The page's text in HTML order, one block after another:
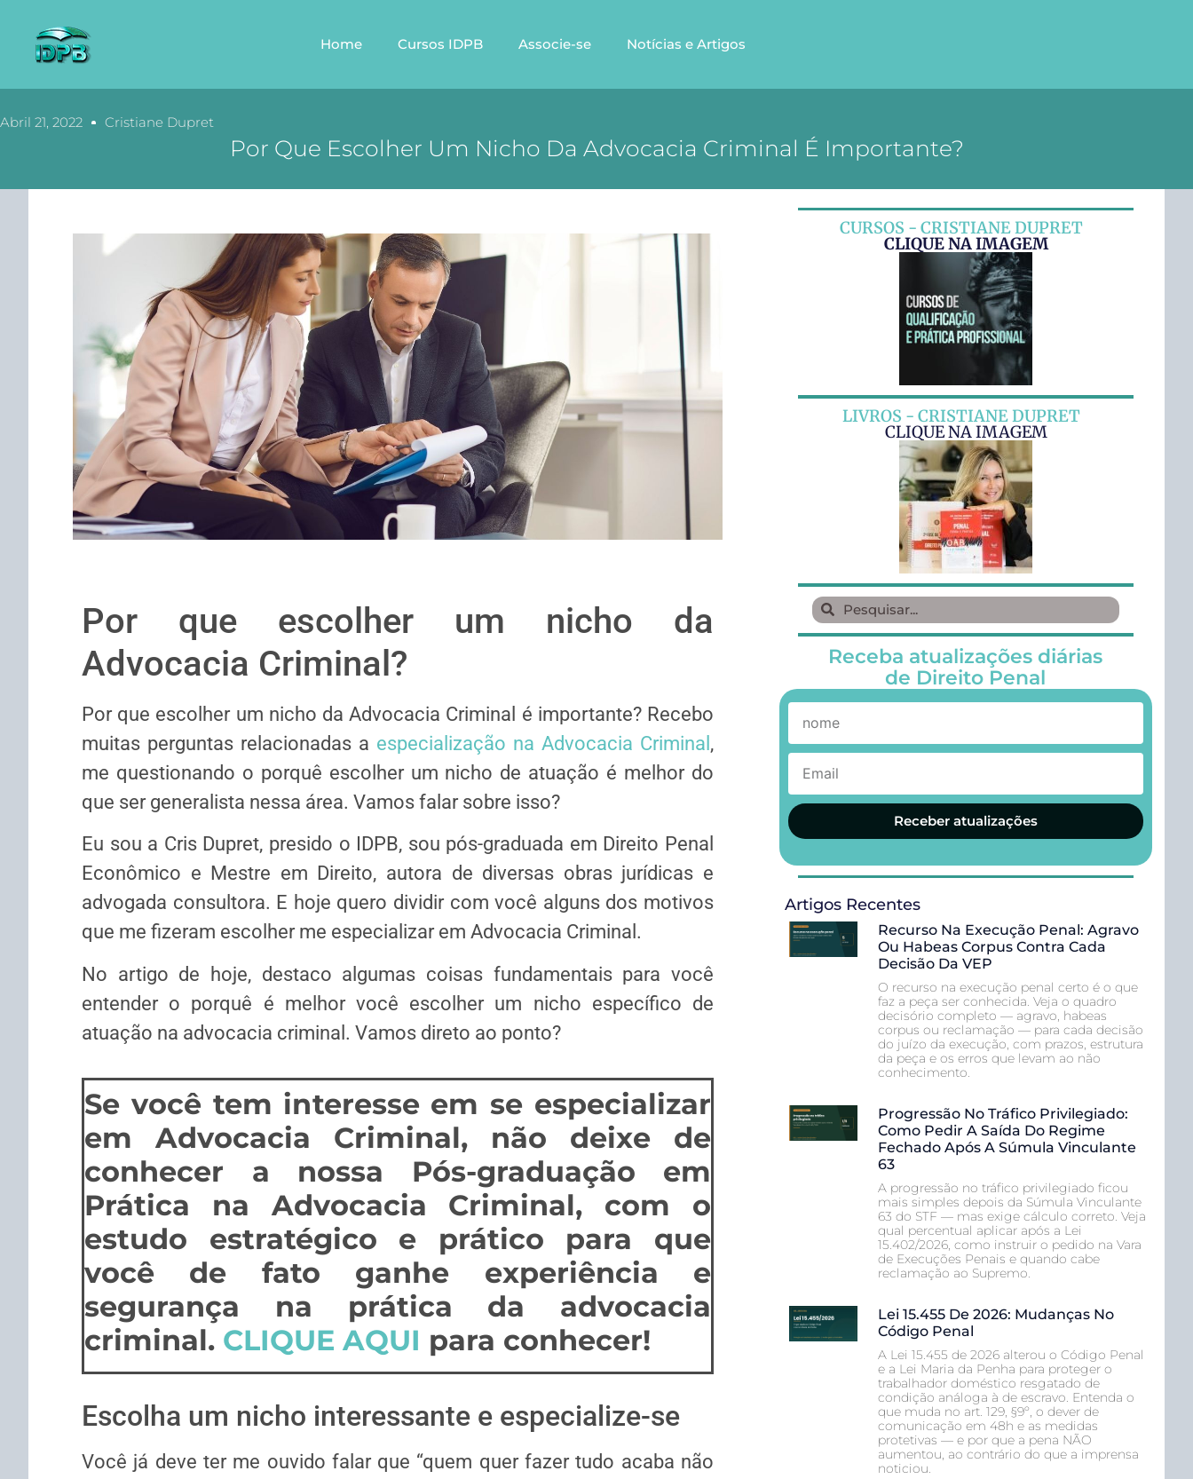
Home Cursos IDPB Associe-se Notícias e Artigos
Abril 21, 2022 Cristiane Dupret
Por Que Escolher Um Nicho Da Advocacia Criminal É Importante?
Por que escolher um nicho da
Advocacia Criminal?
Por que escolher um nicho da Advocacia Criminal é importante? Recebo
muitas perguntas relacionadas a especialização na Advocacia Criminal ,
me questionando o porquê escolher um nicho de atuação é melhor do
que ser generalista nessa área. Vamos falar sobre isso?
Eu sou a Cris Dupret, presido o IDPB, sou pós-graduada em Direito Penal
Econômico e Mestre em Direito, autora de diversas obras jurídicas e
advogada consultora. E hoje quero dividir com você alguns dos motivos
que me fizeram escolher me especializar em Advocacia Criminal.
No artigo de hoje, destaco algumas coisas fundamentais para você
entender o porquê é melhor você escolher um nicho específico de
atuação na advocacia criminal. Vamos direto ao ponto?
Se você tem interesse em se especializar
em Advocacia Criminal, não deixe de
conhecer a nossa Pós-graduação em
Prática na Advocacia Criminal, com o
estudo estratégico e prático para que
você de fato ganhe experiência e
segurança na prática da advocacia
criminal. CLIQUE AQUI para conhecer!
Escolha um nicho interessante e especialize-se
Você já deve ter me ouvido falar que “quem quer fazer tudo acaba não
CURSOS - CRISTIANE DUPRET
CLIQUE NA IMAGEM
LIVROS - CRISTIANE DUPRET
CLIQUE NA IMAGEM
Receba atualizações diárias
de Direito Penal
Receber atualizações
Artigos Recentes
Recurso Na Execução Penal: Agravo
Ou Habeas Corpus Contra Cada
Decisão Da VEP
O recurso na execução penal certo é o que
faz a peça ser conhecida. Veja o quadro
decisório completo — agravo, habeas
corpus ou reclamação — para cada decisão
do juízo da execução, com prazos, estrutura
da peça e os erros que levam ao não
conhecimento.
Progressão No Tráfico Privilegiado:
Como Pedir A Saída Do Regime
Fechado Após A Súmula Vinculante
63
A progressão no tráfico privilegiado ficou
mais simples depois da Súmula Vinculante
63 do STF — mas exige cálculo correto. Veja
qual percentual aplicar após a Lei
15.402/2026, como instruir o pedido na Vara
de Execuções Penais e quando cabe
reclamação ao Supremo.
Lei 15.455 De 2026: Mudanças No
Código Penal
A Lei 15.455 de 2026 alterou o Código Penal
e a Lei Maria da Penha para proteger o
trabalhador doméstico resgatado de
condição análoga à de escravo. Entenda o
que muda no art. 129, §9º, o dever de
comunicação em 48h e as medidas
protetivas — e por que a pena NÃO
aumentou, ao contrário do que a imprensa
noticiou.